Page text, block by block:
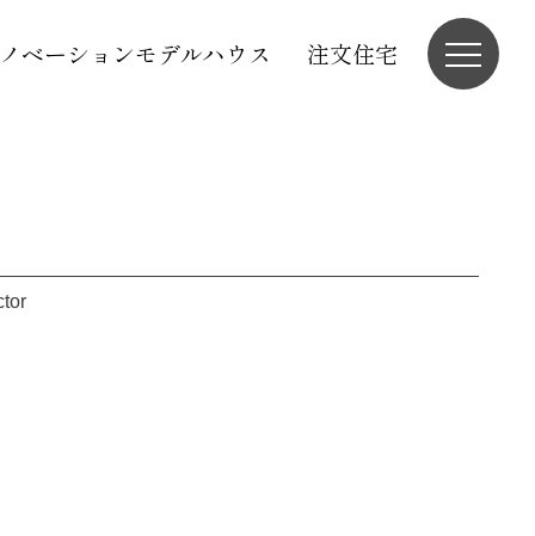
ベーションモデルハウス 注文住宅